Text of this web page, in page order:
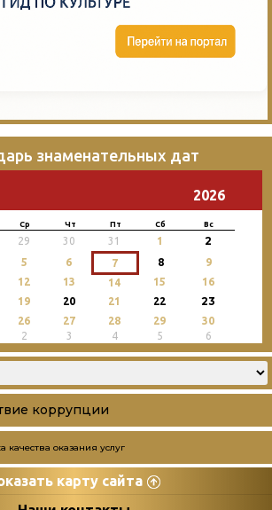
знаменательных дат
2026
Ср Чт Пт Сб Вс
29 30 31 1 2
5 6 7 8
9
12 13 14 15
16
19 20 21 22 23
26 27 28 29
30
2 3 4 5 6
коррупции
качества оказания услуг
карту сайта